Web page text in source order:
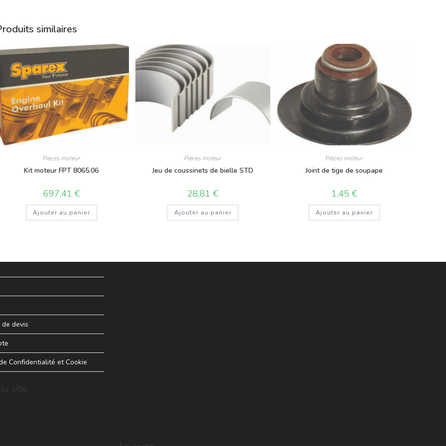
similaires
Pièces moteur
Kit moteur FPT 8065.06
697,41 €
Ajouter au panier
Pièces moteur
Jeu de coussinets de bielle STD
28,81€
Ajouter au panier
Pièces moteur
Joint de tige de soupape
1,45€
Ajouter au panier
devis
Confidentialité et Cookie